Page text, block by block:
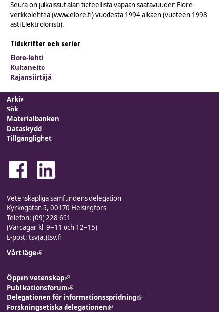
Seura on julkaissut alan tieteellistä vapaan saatavuuden Elore-
verkkolehteä (www.elore.fi) vuodesta 1994 alkaen (vuoteen 1998
asti Elektroloristi).
Tidskrifter och serier
Elore-lehti
Kultaneito
Rajansiirtäjä
Arkiv
Sök
Materialbanken
Dataskydd
Tillgänglighet
Vetenskapliga samfundens delegation
Kyrkogatan 6, 00170 Helsingfors
Telefon: (09) 228 691
(Vardagar kl. 9−11 och 12−15)
E-post: tsv(at)tsv.fi
Vårt läge(link is external)
Öppen vetenskap(link is external)
Publikationsforum(link is external)
Delegationen för informationsspridning(link is external)
Forskningsetiska delegationen(link is external)